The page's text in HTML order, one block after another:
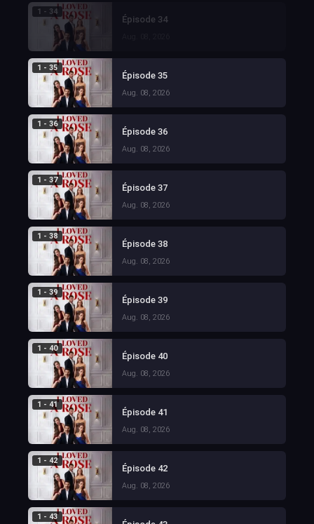
1 - 34
Épisode 34
1 - 35
Épisode 35
Aug. 08, 2026
1 - 36
Épisode 36
Aug. 08, 2026
1 - 37
Épisode 37
Aug. 08, 2026
1 - 38
Épisode 38
Aug. 08, 2026
1 - 39
Épisode 39
Aug. 08, 2026
1 - 40
Épisode 40
Aug. 08, 2026
1 - 41
Épisode 41
Aug. 08, 2026
1 - 42
Épisode 42
Aug. 08, 2026
1 - 43